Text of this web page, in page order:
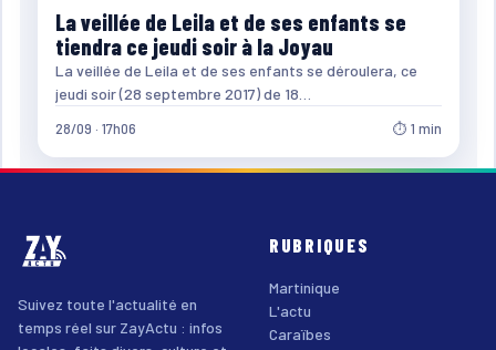
La veillée de Leila et de ses enfants se
tiendra ce jeudi soir à la Joyau
La veillée de Leila et de ses enfants se déroulera, ce
jeudi soir (28 septembre 2017) de 18…
28/09 · 17h06 ⏱ 1 min
Suivez toute l'actualité en
temps réel sur ZayActu : infos
RUBRIQUES
Martinique
L'actu
Caraïbes